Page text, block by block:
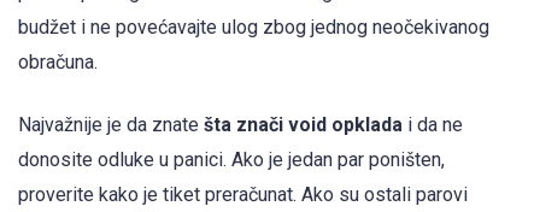
budžet i ne povećavajte ulog zbog jednog neočekivanog
obračuna.
Najvažnije je da znate šta znači void opklada i da ne
donosite odluke u panici. Ako je jedan par poništen,
proverite kako je tiket preračunat. Ako su ostali parovi